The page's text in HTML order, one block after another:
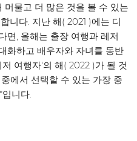
머물고 더 많은 것을 볼 수 있는
니다. 지난 해( 2021 )에는 디
면, 올해는 출장 여행과 레저
화하고 배우자와 자녀를 동반
여행자'의 해( 2022 )가 될 것
에서 선택할 수 있는 가장 중
니다.